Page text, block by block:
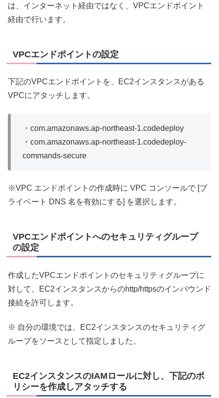
は、インターネット経由ではなく、VPCエンドポイント
経由で行います。
VPCエンドポイントの設定
下記のVPCエンドポイントを、EC2インスタンスがある
VPCにアタッチします。
・com.amazonaws.ap-northeast-1.codedeploy
・com.amazonaws.ap-northeast-1.codedeploy-
commands-secure
※VPC エンドポイントの作成時に VPC コンソールで [プ
ライベート DNS 名を有効にする] を選択します。
VPCエンドポイントへのセキュリティグループ
の設定
作成したVPCエンドポイントのセキュリティグループに
対して、EC2インスタンスからのhttp/httpsのインバウンド
接続を許可します。
※ 自分の環境では、EC2インスタンスのセキュリティグ
ループをソースとして指定しました。
EC2インスタンスのIAMロールに対し、下記のポ
リシーを作成しアタッチする